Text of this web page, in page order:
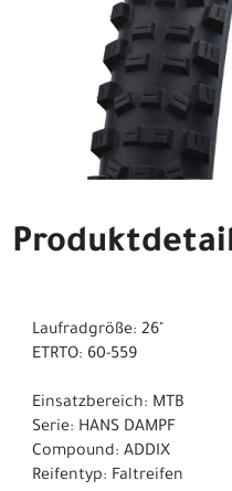
Laufradgröße: 26"
ETRTO: 60-559
Einsatzbereich: MTB
Serie: HANS DAMPF
Compound: ADDIX
Reifentyp: Faltreifen